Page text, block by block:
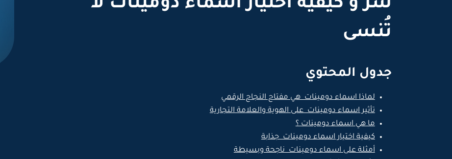
سر و كيفية اختيار اسماء دومينات لا
تُنسى
جدول المحتوي
لماذا اسماء دومينات هي مفتاح النجاح الرقمي
تأثير اسماء دومينات على الهوية والعلامة التجارية
ما هي اسماء دومينات ؟
كيفية اختيار اسماء دومينات جذابة
أمثلة على اسماء دومينات ناجحة وبسيطة